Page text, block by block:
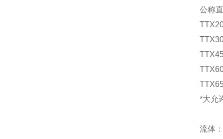
公称
*大允
流体